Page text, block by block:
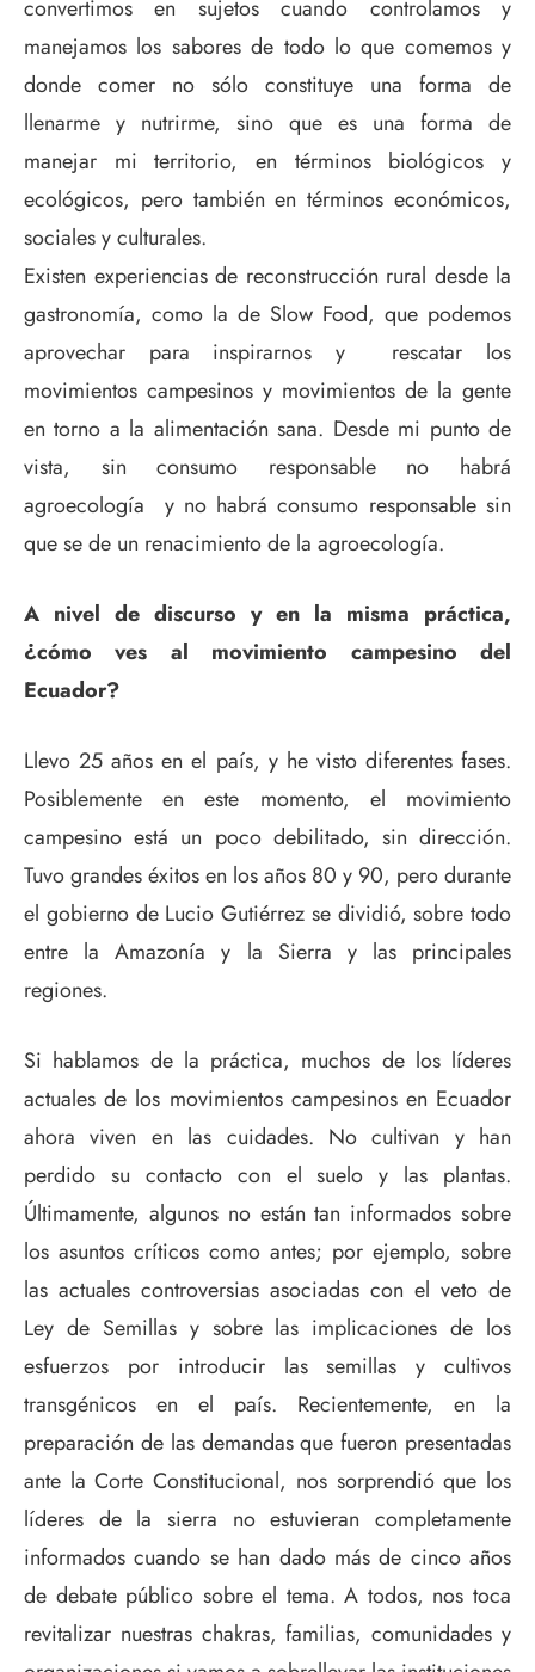
convertimos en sujetos cuando controlamos y
manejamos los sabores de todo lo que comemos y
donde comer no sólo constituye una forma de
llenarme y nutrirme, sino que es una forma de
manejar mi territorio, en términos biológicos y
ecológicos, pero también en términos económicos,
sociales y culturales.
Existen experiencias de reconstrucción rural desde la
gastronomía, como la de Slow Food, que podemos
aprovechar para inspirarnos y rescatar los
movimientos campesinos y movimientos de la gente
en torno a la alimentación sana. Desde mi punto de
vista, sin consumo responsable no habrá
agroecología y no habrá consumo responsable sin
que se de un renacimiento de la agroecología.
A nivel de discurso y en la misma práctica,
¿cómo ves al movimiento campesino del
Ecuador?
Llevo 25 años en el país, y he visto diferentes fases.
Posiblemente en este momento, el movimiento
campesino está un poco debilitado, sin dirección.
Tuvo grandes éxitos en los años 80 y 90, pero durante
el gobierno de Lucio Gutiérrez se dividió, sobre todo
entre la Amazonía y la Sierra y las principales
regiones.
Si hablamos de la práctica, muchos de los líderes
actuales de los movimientos campesinos en Ecuador
ahora viven en las cuidades. No cultivan y han
perdido su contacto con el suelo y las plantas.
Últimamente, algunos no están tan informados sobre
los asuntos críticos como antes; por ejemplo, sobre
las actuales controversias asociadas con el veto de
Ley de Semillas y sobre las implicaciones de los
esfuerzos por introducir las semillas y cultivos
transgénicos en el país. Recientemente, en la
preparación de las demandas que fueron presentadas
ante la Corte Constitucional, nos sorprendió que los
líderes de la sierra no estuvieran completamente
informados cuando se han dado más de cinco años
de debate público sobre el tema. A todos, nos toca
revitalizar nuestras chakras, familias, comunidades y